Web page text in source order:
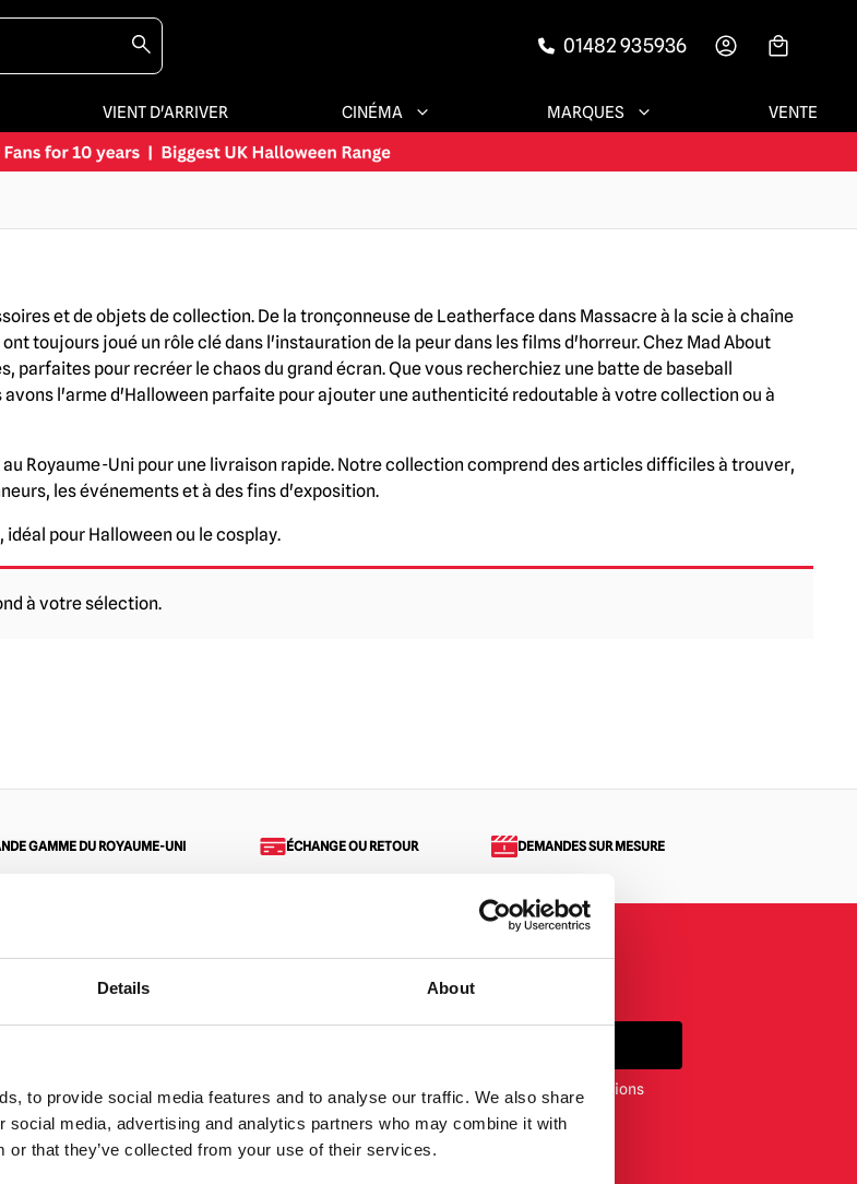
Details About
to provide social media features and to analyse our traffic. We also share
social media, advertising and analytics partners who may combine it with
or that they’ve collected from your use of their services.
01482 935936
VIENT D'ARRIVER CINÉMA MARQUES VENTE
et de objets de collection. De la tronçonneuse de Leatherface dans Massacre à la scie à chaîne
toujours joué un rôle clé dans l'instauration de la peur dans les films d'horreur. Chez Mad About
pour recréer le chaos du grand écran. Que vous recherchiez une batte de baseball
l'arme d'Halloween parfaite pour ajouter une authenticité redoutable à votre collection ou à
Royaume-Uni pour une livraison rapide. Notre collection comprend des articles difficiles à trouver,
les événements et à des fins d'exposition.
, idéal pour Halloween ou le cosplay.
à votre sélection.
GAMME DU ROYAUME-UNI ÉCHANGE OU RETOUR DEMANDES SUR MESURE
sur les
En vous abonnant à notre newsletter, vous acceptez nos conditions
politique de confidentialité